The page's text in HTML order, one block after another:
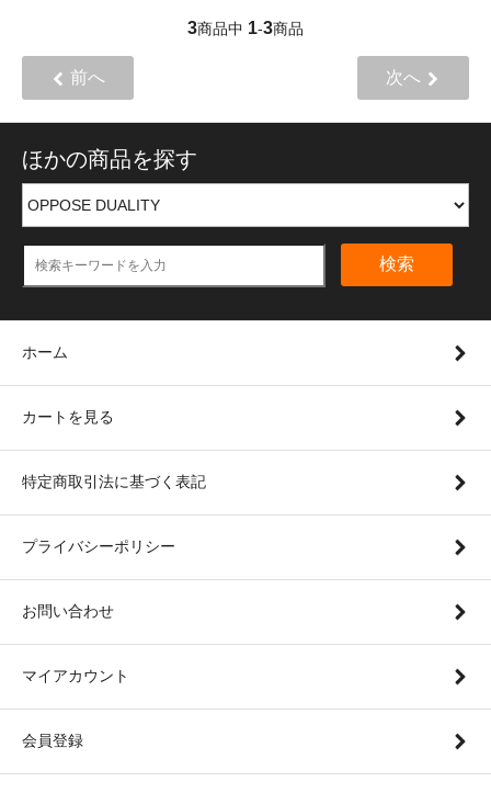
3商品中 1-3商品
前へ 次へ
ほかの商品を探す
検索
ホーム
カートを見る
特定商取引法に基づく表記
プライバシーポリシー
お問い合わせ
マイアカウント
会員登録